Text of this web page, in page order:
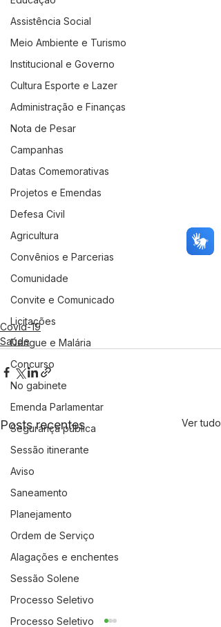
Assistência Social
Meio Ambiente e Turismo
Institucional e Governo
Cultura Esporte e Lazer
Administração e Finanças
Nota de Pesar
Campanhas
Datas Comemorativas
Projetos e Emendas
Defesa Civil
Agricultura
Convênios e Parcerias
Comunidade
Convite e Comunicado
Licitações
Dengue e Malária
Concurso
No gabinete
Emenda Parlamentar
Segurança pública
Sessão itinerante
Aviso
Saneamento
Planejamento
Ordem de Serviço
Alagações e enchentes
Sessão Solene
Processo Seletivo
Processo Seletivo
Covid-19
Saúde
Posts recentes Ver tudo